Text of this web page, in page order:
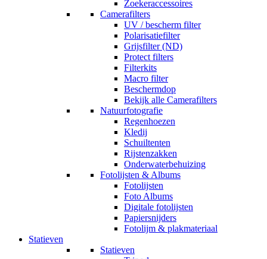
Zoekeraccessoires
Camerafilters
UV / bescherm filter
Polarisatiefilter
Grijsfilter (ND)
Protect filters
Filterkits
Macro filter
Beschermdop
Bekijk alle Camerafilters
Natuurfotografie
Regenhoezen
Kledij
Schuiltenten
Rijstenzakken
Onderwaterbehuizing
Fotolijsten & Albums
Fotolijsten
Foto Albums
Digitale fotolijsten
Papiersnijders
Fotolijm & plakmateriaal
Statieven
Statieven